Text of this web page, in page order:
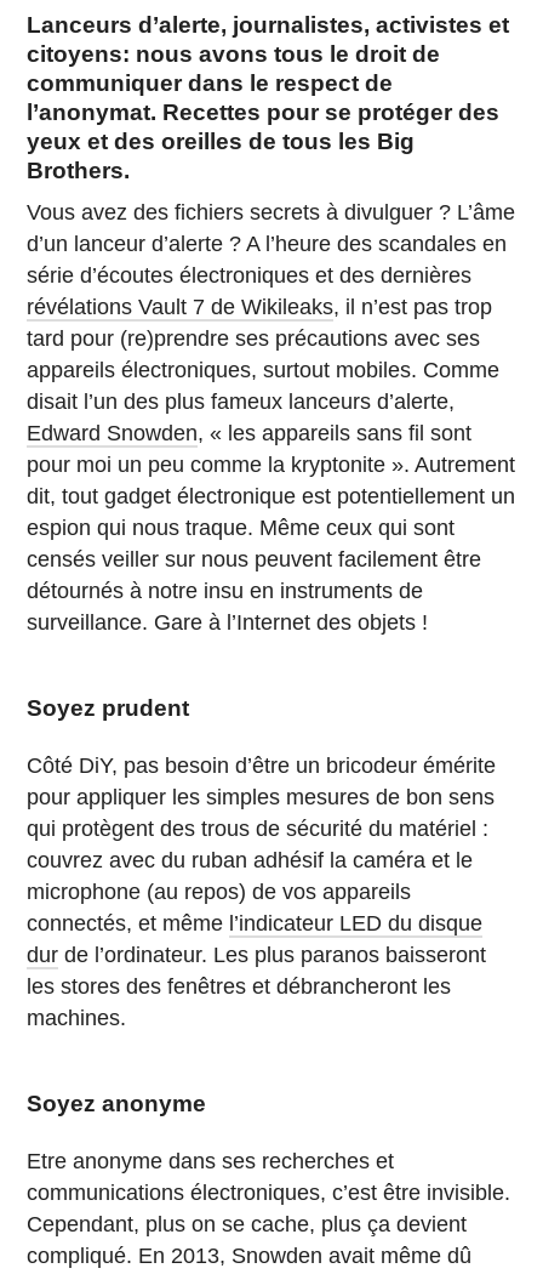
Lanceurs d’alerte, journalistes, activistes et
citoyens: nous avons tous le droit de
communiquer dans le respect de
l’anonymat. Recettes pour se protéger des
yeux et des oreilles de tous les Big
Brothers.
Vous avez des fichiers secrets à divulguer ? L’âme
d’un lanceur d’alerte ? A l’heure des scandales en
série d’écoutes électroniques et des dernières
révélations Vault 7 de Wikileaks, il n’est pas trop
tard pour (re)prendre ses précautions avec ses
appareils électroniques, surtout mobiles. Comme
disait l’un des plus fameux lanceurs d’alerte,
Edward Snowden, « les appareils sans fil sont
pour moi un peu comme la kryptonite ». Autrement
dit, tout gadget électronique est potentiellement un
espion qui nous traque. Même ceux qui sont
censés veiller sur nous peuvent facilement être
détournés à notre insu en instruments de
surveillance. Gare à l’Internet des objets !
Soyez prudent
Côté DiY, pas besoin d’être un bricodeur émérite
pour appliquer les simples mesures de bon sens
qui protègent des trous de sécurité du matériel :
couvrez avec du ruban adhésif la caméra et le
microphone (au repos) de vos appareils
connectés, et même l’indicateur LED du disque
dur de l’ordinateur. Les plus paranos baisseront
les stores des fenêtres et débrancheront les
machines.
Soyez anonyme
Etre anonyme dans ses recherches et
communications électroniques, c’est être invisible.
Cependant, plus on se cache, plus ça devient
compliqué. En 2013, Snowden avait même dû